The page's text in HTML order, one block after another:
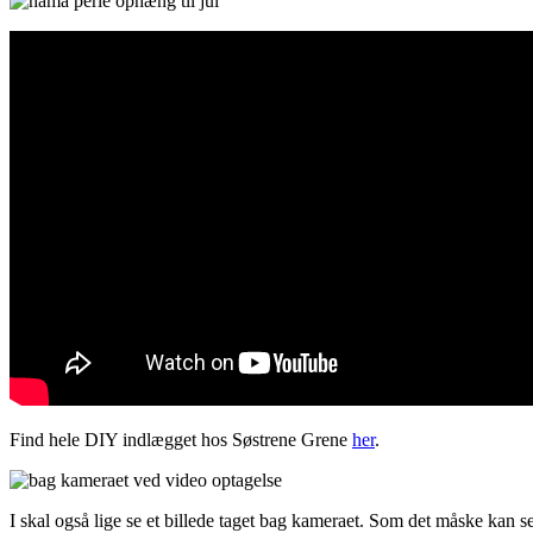
Find hele DIY indlægget hos Søstrene Grene her.
I skal også lige se et billede taget bag kameraet. Som det måske kan